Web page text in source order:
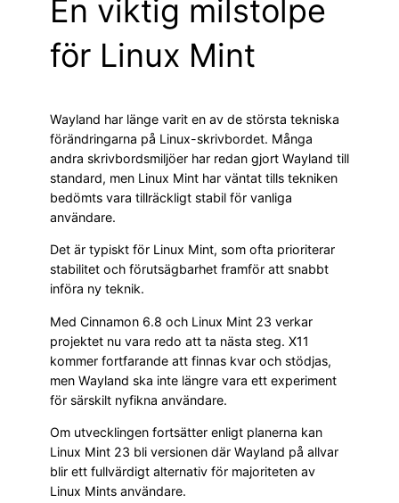
En viktig milstolpe
för Linux Mint
Wayland har länge varit en av de största tekniska
förändringarna på Linux-skrivbordet. Många
andra skrivbordsmiljöer har redan gjort Wayland till
standard, men Linux Mint har väntat tills tekniken
bedömts vara tillräckligt stabil för vanliga
användare.
Det är typiskt för Linux Mint, som ofta prioriterar
stabilitet och förutsägbarhet framför att snabbt
införa ny teknik.
Med Cinnamon 6.8 och Linux Mint 23 verkar
projektet nu vara redo att ta nästa steg. X11
kommer fortfarande att finnas kvar och stödjas,
men Wayland ska inte längre vara ett experiment
för särskilt nyfikna användare.
Om utvecklingen fortsätter enligt planerna kan
Linux Mint 23 bli versionen där Wayland på allvar
blir ett fullvärdigt alternativ för majoriteten av
Linux Mints användare.